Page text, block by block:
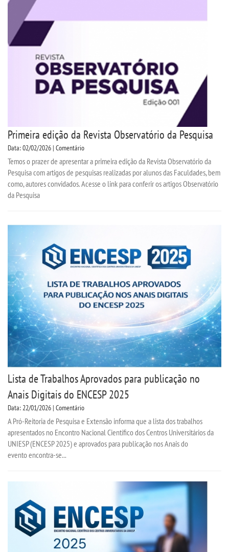
Primeira edição da Revista Observatório da Pesquisa
Data: 02/02/2026 | Comentário
Temos o prazer de apresentar a primeira edição da Revista Observatório da
Pesquisa com artigos de pesquisas realizadas por alunos das Faculdades, bem
como, autores convidados. Acesse o link para conferir os artigos Observatório
da Pesquisa
Lista de Trabalhos Aprovados para publicação no
Anais Digitais do ENCESP 2025
Data: 22/01/2026 | Comentário
A Pró-Reitoria de Pesquisa e Extensão informa que a lista dos trabalhos
apresentados no Encontro Nacional Científico dos Centros Universitários da
UNIESP (ENCESP 2025) e aprovados para publicação nos Anais do
evento encontra-se...